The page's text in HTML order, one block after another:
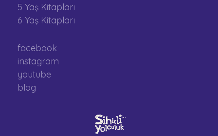
5 Yaş Kitapları
6 Yaş Kitapları
facebook
instagram
youtube
blog